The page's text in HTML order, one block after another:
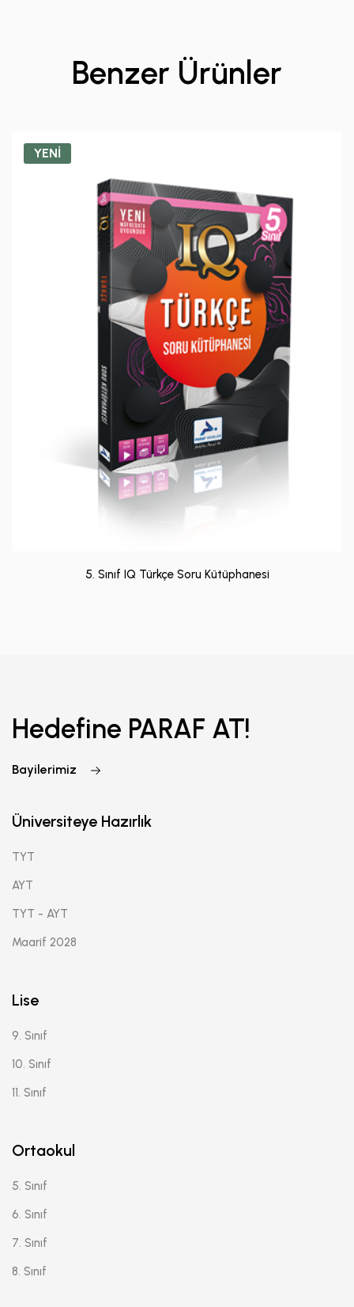
Benzer Ürünler
YENİ
5. Sınıf IQ Türkçe Soru Kütüphanesi
Hedefine PARAF AT!
Bayilerimiz
Üniversiteye Hazırlık
TYT
AYT
TYT - AYT
Maarif 2028
Lise
9. Sınıf
10. Sınıf
11. Sınıf
Ortaokul
5. Sınıf
6. Sınıf
7. Sınıf
8. Sınıf